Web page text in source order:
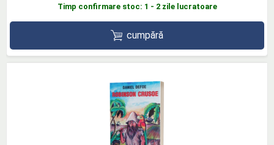
Timp confirmare stoc: 1 - 2 zile lucratoare
cumpără